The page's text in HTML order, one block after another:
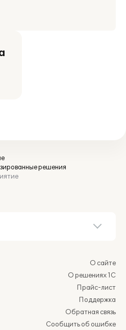
решения
О сайте
О решениях 1С
Прайс-лист
Поддержка
Обратная связь
Сообщить об ошибке